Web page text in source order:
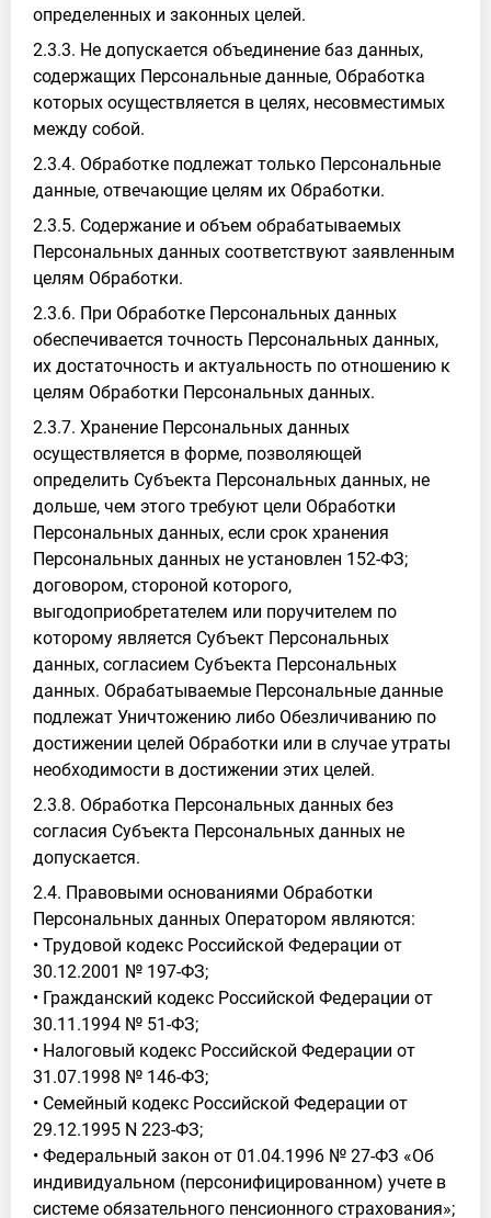
определенных и законных целей.
2.3.3. Не допускается объединение баз данных,
содержащих Персональные данные, Обработка
которых осуществляется в целях, несовместимых
между собой.
2.3.4. Обработке подлежат только Персональные
данные, отвечающие целям их Обработки.
2.3.5. Содержание и объем обрабатываемых
Персональных данных соответствуют заявленным
целям Обработки.
2.3.6. При Обработке Персональных данных
обеспечивается точность Персональных данных,
их достаточность и актуальность по отношению к
целям Обработки Персональных данных.
2.3.7. Хранение Персональных данных
осуществляется в форме, позволяющей
определить Субъекта Персональных данных, не
дольше, чем этого требуют цели Обработки
Персональных данных, если срок хранения
Персональных данных не установлен 152-ФЗ;
договором, стороной которого,
выгодоприобретателем или поручителем по
которому является Субъект Персональных
данных, согласием Субъекта Персональных
данных. Обрабатываемые Персональные данные
подлежат Уничтожению либо Обезличиванию по
достижении целей Обработки или в случае утраты
необходимости в достижении этих целей.
2.3.8. Обработка Персональных данных без
согласия Субъекта Персональных данных не
допускается.
2.4. Правовыми основаниями Обработки
Персональных данных Оператором являются:
• Трудовой кодекс Российской Федерации от
30.12.2001 № 197-ФЗ;
• Гражданский кодекс Российской Федерации от
30.11.1994 № 51-ФЗ;
• Налоговый кодекс Российской Федерации от
31.07.1998 № 146-ФЗ;
• Семейный кодекс Российской Федерации от
29.12.1995 N 223-ФЗ;
• Федеральный закон от 01.04.1996 № 27-ФЗ «Об
индивидуальном (персонифицированном) учете в
системе обязательного пенсионного страхования»;